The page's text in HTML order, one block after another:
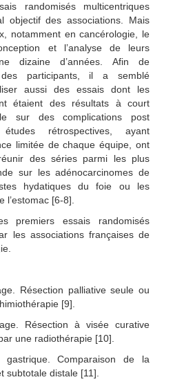
randomisés multicentriques
objectif des associations. Mais
notamment en cancérologie, le
et l’analyse de leurs
dizaine d’années. Afin de
des participants, il a semblé
aussi des essais dont les
étaient des résultats à court
sur des complications post
rétrospectives, ayant
limitée de chaque équipe, ont
des séries parmi les plus
sur les adénocarcinomes de
hydatiques du foie ou les
l’estomac [6-8].
premiers essais randomisés
les associations françaises de
Résection palliative seule ou
[9].
Résection à visée curative
une radiothérapie [10].
gastrique. Comparaison de la
subtotale distale [11].